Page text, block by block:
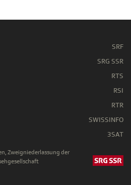
SRF
SRG SSR
RTS
RSI
RTR
SWISSINFO
3SAT
Zweigniederlassung der